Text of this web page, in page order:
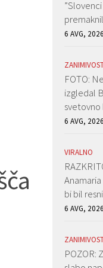
6 AVG, 2026
FOTO:
izgledal
6 AVG, 2026
VIRALNO
bi bil
6 AVG, 2026
POZOR: